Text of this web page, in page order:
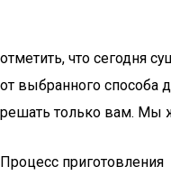
отметить, что сегодня
от выбранного способа
решать только вам. Мы
Процесс приготовления